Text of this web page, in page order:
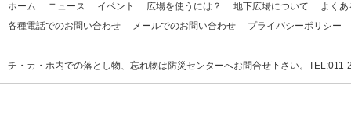
ホーム ニュース イベント 広場を使うには？ 地下広場について
よく
各種電話でのお問い合わせ
メールでのお問い合わせ プライバシーポリシー
チ・カ・ホ内での落とし物、忘れ物は防災センターへお問合せ下さい。